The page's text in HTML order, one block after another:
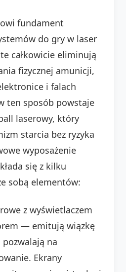
fundament
do gry w laser
całkowicie eliminują
fizycznej amunicji,
i falach
ten sposób powstaje
laserowy, który
starcia bez ryzyka
wyposażenie
się z kilku
sobą elementów:
z wyświetlaczem
— emitują wiązkę
na
Ekrany